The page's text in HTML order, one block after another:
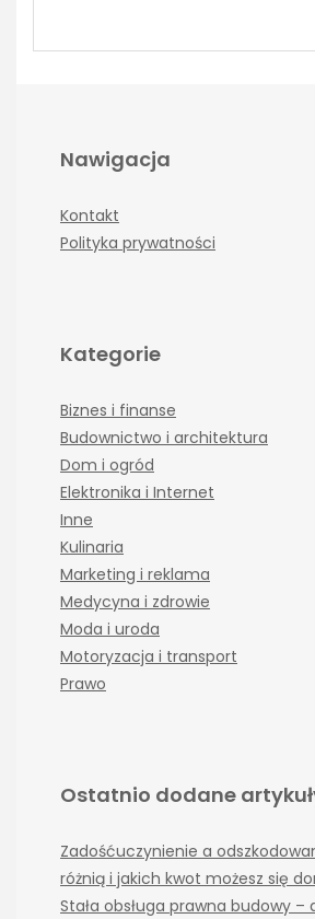
Nawigacja
Kontakt
Polityka prywatności
Kategorie
Biznes i finanse
Budownictwo i architektura
Dom i ogród
Elektronika i Internet
Inne
Kulinaria
Marketing i reklama
Medycyna i zdrowie
Moda i uroda
Motoryzacja i transport
Prawo
Ostatnio dodane
Zadośćuczynienie a
różnią i jakich kwot możesz się
Stała obsługa prawna budowy